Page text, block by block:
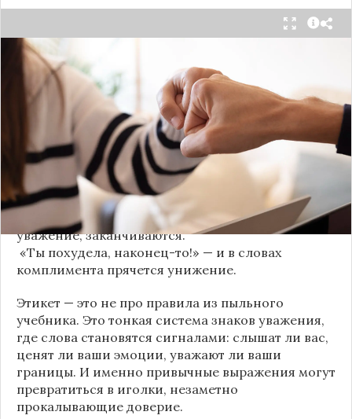
Мы часто думаем, что доверие рушится из-за
серьёзных предательств. Но на самом деле оно
трещит по швам гораздо раньше — в момент,
когда в разговоре звучит невинная на первый
взгляд фраза. Подробнее об этом рассказывает
«Этикет и психология общения» на Дзене.
«Да я никому не расскажу, правда». И через пару
дней вашу историю пересказывает другой
человек.
«Хватит ныть» — и разговор, а вместе с ним
уважение, заканчиваются.
«Ты похудела, наконец-то!» — и в словах
комплимента прячется унижение.
Этикет — это не про правила из пыльного
учебника. Это тонкая система знаков уважения,
где слова становятся сигналами: слышат ли вас,
ценят ли ваши эмоции, уважают ли ваши
границы. И именно привычные выражения могут
превратиться в иголки, незаметно
прокалывающие доверие.